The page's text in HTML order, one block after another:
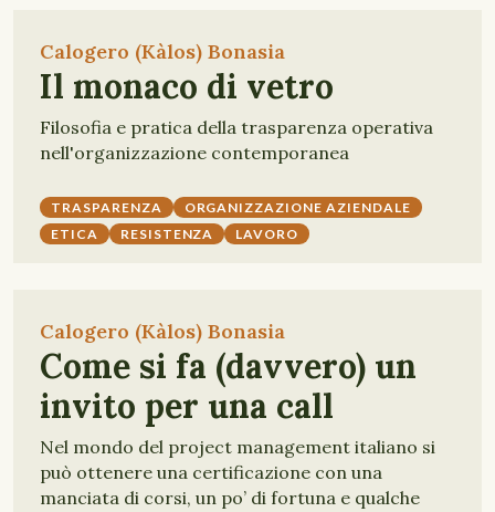
Calogero (Kàlos) Bonasia
Il monaco di vetro
Filosofia e pratica della trasparenza operativa
nell'organizzazione contemporanea
TRASPARENZA
ORGANIZZAZIONE AZIENDALE
ETICA
RESISTENZA LAVORO
Calogero (Kàlos) Bonasia
Come si fa (davvero) un
invito per una call
Nel mondo del project management italiano si
può ottenere una certificazione con una
manciata di corsi, un po’ di fortuna e qualche